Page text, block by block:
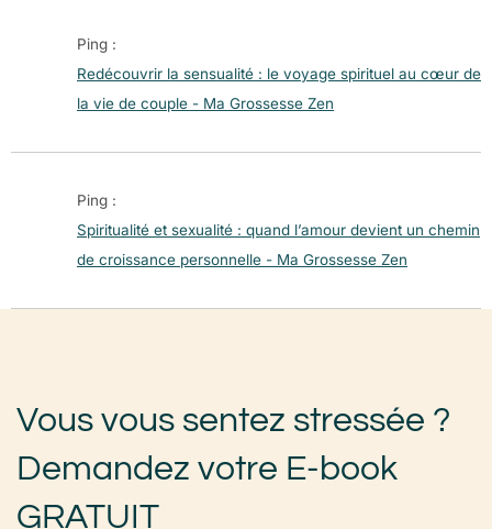
Ping :
Redécouvrir la sensualité : le voyage spirituel au cœur de
la vie de couple - Ma Grossesse Zen
Ping :
Spiritualité et sexualité : quand l’amour devient un chemin
de croissance personnelle - Ma Grossesse Zen
Vous vous sentez stressée ?
Demandez votre E-book
GRATUIT